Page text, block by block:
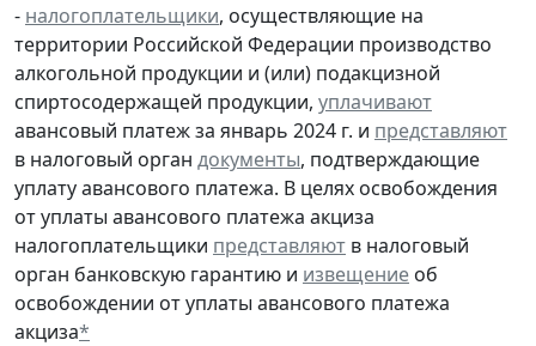
- налогоплательщики, осуществляющие на
территории Российской Федерации производство
алкогольной продукции и (или) подакцизной
спиртосодержащей продукции, уплачивают
авансовый платеж за январь 2024 г. и представляют
в налоговый орган документы, подтверждающие
уплату авансового платежа. В целях освобождения
от уплаты авансового платежа акциза
налогоплательщики представляют в налоговый
орган банковскую гарантию и извещение об
освобождении от уплаты авансового платежа
акциза*